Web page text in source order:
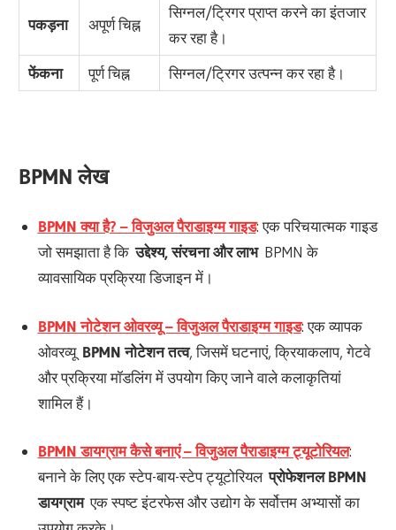
पकड़ना अपूर्ण चिह्न
सिग्नल/ट्रिगर प्राप्त करने का इंतजार
कर रहा है।
फेंकना
पूर्ण चिह्न सिग्नल/ट्रिगर उत्पन्न कर रहा है।
BPMN लेख
BPMN क्या है? – विजुअल पैराडाइग्म गाइड: एक परिचयात्मक गाइड
जो समझाता है किउद्देश्य, संरचना और लाभBPMN के
व्यावसायिक प्रक्रिया डिजाइन में।
BPMN नोटेशन ओवरव्यू – विजुअल पैराडाइग्म गाइड: एक व्यापक
ओवरव्यू BPMN नोटेशन तत्व, जिसमें घटनाएं, क्रियाकलाप, गेटवे
और प्रक्रिया मॉडलिंग में उपयोग किए जाने वाले कलाकृतियां
शामिल हैं।
BPMN डायग्राम कैसे बनाएं – विजुअल पैराडाइग्म ट्यूटोरियल:
बनाने के लिए एक स्टेप-बाय-स्टेप ट्यूटोरियलप्रोफेशनल BPMN
डायग्रामएक स्पष्ट इंटरफेस और उद्योग के सर्वोत्तम अभ्यासों का